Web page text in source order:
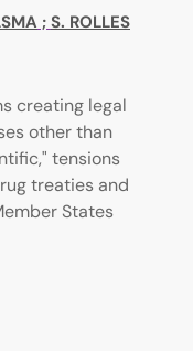
; S. ROLLES
creating legal
other than
tensions
treaties and
States